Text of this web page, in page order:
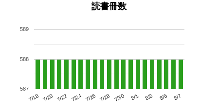
読書冊数
7/18 7/20 7/22 7/24 7/26 7/28 7/30 8/1 8/3 8/5 8/7
587
588
589